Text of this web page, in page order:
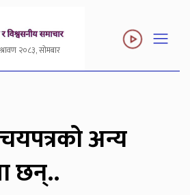
२०८३, सोमबार
अन्य
छन्..